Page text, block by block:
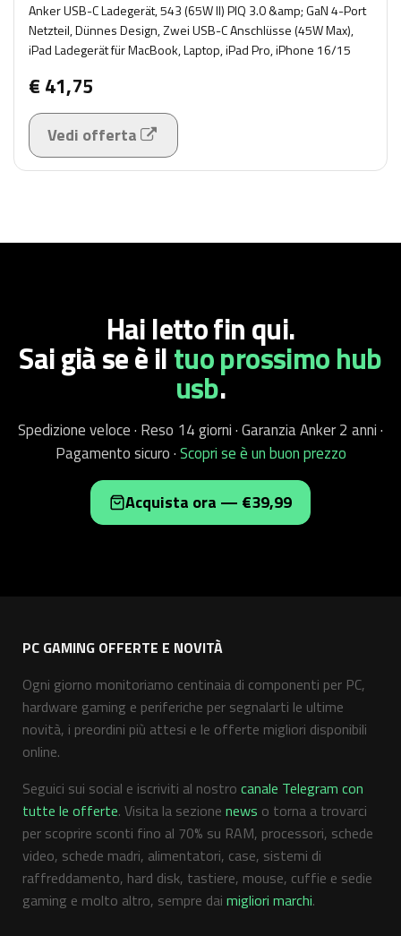
Anker USB-C Ladegerät, 543 (65W II) PIQ 3.0 &amp; GaN 4-Port
Netzteil, Dünnes Design, Zwei USB-C Anschlüsse (45W Max),
iPad Ladegerät für MacBook, Laptop, iPad Pro, iPhone 16/15
€ 41,75
Vedi offerta
Hai letto fin qui.
Sai già se èiltuo prossimo hub
usb.
Spedizione veloce · Reso 14 giorni · Garanzia Anker 2 anni ·
Pagamento sicuro ·Scopri se è un buon prezzo
Acquista ora — €39,99
PC GAMING OFFERTE E NOVITÀ
Ogni giorno monitoriamo centinaia di componenti per PC,
hardware gaming e periferiche per segnalarti le ultime
novità, i preordini più attesi e le offerte migliori disponibili
online.
Seguici sui social e iscriviti al nostro canale Telegram con
tutte le offerte. Visita la sezione news o torna a trovarci
per scoprire sconti fino al 70% su RAM, processori, schede
video, schede madri, alimentatori, case, sistemi di
raffreddamento, hard disk, tastiere, mouse, cuffie e sedie
gaming e molto altro, sempre dai migliori marchi.